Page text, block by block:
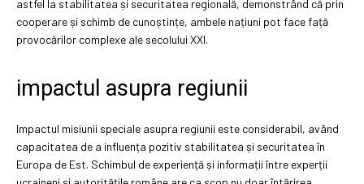
astfel la stabilitatea și securitatea regională, demonstrând că prin
cooperare și schimb de cunoștințe, ambele națiuni pot face față
provocărilor complexe ale secolului XXI.
impactul asupra regiunii
Impactul misiunii speciale asupra regiunii este considerabil, având
capacitatea de a influența pozitiv stabilitatea și securitatea în
Europa de Est. Schimbul de experiență și informații între experții